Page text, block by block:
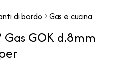
di bordo Gas e cucina
Gas GOK d.8mm